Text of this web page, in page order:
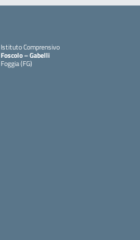
Istituto Comprensivo
Foscolo – Gabelli
Foggia (FG)
— Visita la pagina iniziale della scuola